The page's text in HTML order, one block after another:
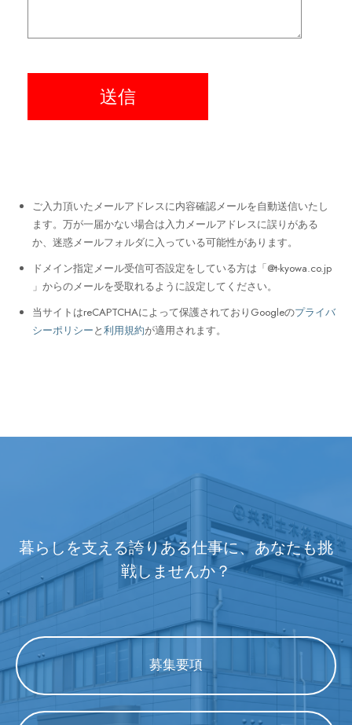
ご入力頂いたメールアドレスに内容確認メールを自動送信いたし
ます。万が一届かない場合は入力メールアドレスに誤りがある
か、迷惑メールフォルダに入っている可能性があります。
ドメイン指定メール受信可否設定をしている方は「@t-kyowa.co.jp
」からのメールを受取れるように設定してください。
当サイトはreCAPTCHAによって保護されておりGoogleのプライバ
シーポリシーと利用規約が適用されます。
暮らしを支える誇りある仕事に、あなたも挑
戦しませんか？
募集要項